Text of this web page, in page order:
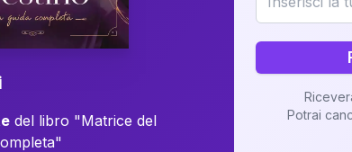
della vostra Matrice di Coppia
del libro "Matrice del
Potrai